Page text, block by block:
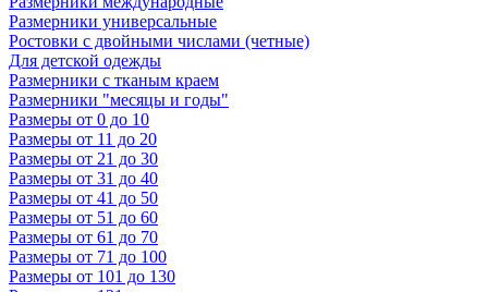
Размерники универсальные
Ростовки с двойными числами (четные)
Для детской одежды
Размерники с тканым краем
Размерники "месяцы и годы"
Размеры от 0 до 10
Размеры от 11 до 20
Размеры от 21 до 30
Размеры от 31 до 40
Размеры от 41 до 50
Размеры от 51 до 60
Размеры от 61 до 70
Размеры от 71 до 100
Размеры от 101 до 130